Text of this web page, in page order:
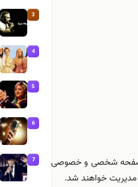
صفحه شخصی و خصوصی
مدیریت خواهند شد.
3
4
5
6
7